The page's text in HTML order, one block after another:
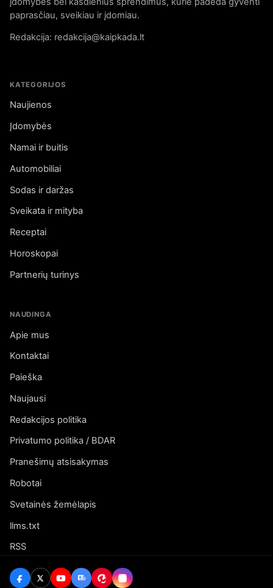
paprasčiau, sveikiau ir įdomiau.
Redakcija: redakcija@kaipkada.lt
KATEGORIJOS
Naujienos
Įdomybės
Namai ir buitis
Automobiliai
Sodas ir daržas
Sveikata ir mityba
Receptai
Horoskopai
Partnerių turinys
NAUDINGA
Apie mus
Kontaktai
Paieška
Naujausi
Redakcijos politika
Privatumo politika / BDAR
Pranešimų atsisakymas
Robotai
Svetainės žemėlapis
llms.txt
RSS